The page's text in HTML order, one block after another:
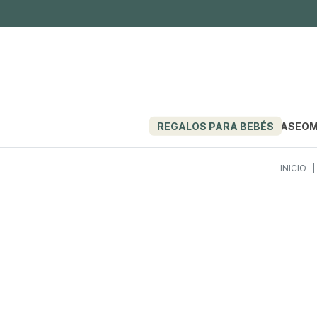
REGALOS PARA BEBÉS PASEO
INICIO